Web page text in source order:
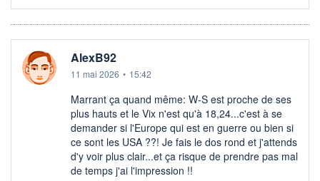
AlexB92
11 mai 2026 • 15:42
Marrant ça quand même: W-S est proche de ses
plus hauts et le Vix n'est qu'à 18,24...c'est à se
demander si l'Europe qui est en guerre ou bien si
ce sont les USA ??! Je fais le dos rond et j'attends
d'y voir plus clair...et ça risque de prendre pas mal
de temps j'ai l'impression !!